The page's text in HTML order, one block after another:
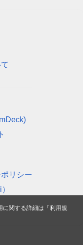
リシー
に関する詳細は「利用規